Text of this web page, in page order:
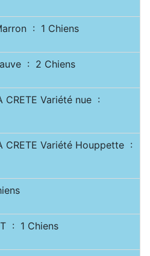
: 1 Chiens
: 2 Chiens
CRETE Variété nue :
CRETE Variété Houppette :
: 1 Chiens